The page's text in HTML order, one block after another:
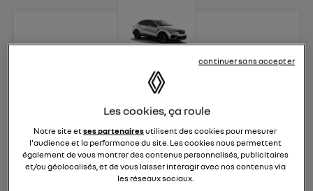
Arkana E-Tech full hybrid
Hybride RENAULT
hybride par nature
Les cookies, ça roule
Notre site etses partenairesutilisent des cookies pour mesurer
l'audience et la performance du site. Les cookies nous permettent
également de vous montrer des contenus personnalisés, publicitaires
et/ou géolocalisés, et de vous laisser interagir avec nos contenus via
les réseaux sociaux.
continuer sans accepter